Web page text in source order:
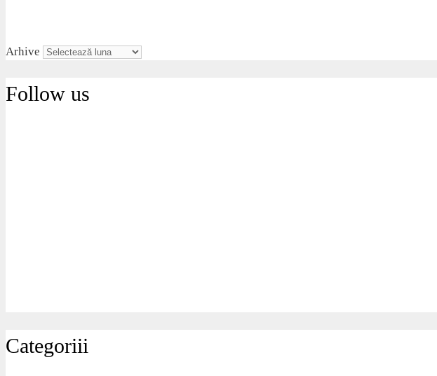
Arhive
Follow us
Categoriii